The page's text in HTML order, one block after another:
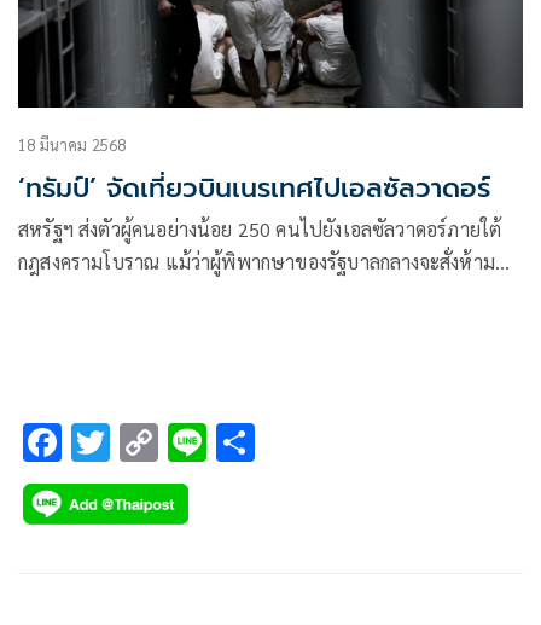
18 มีนาคม 2568
‘ทรัมป์’ จัดเที่ยวบินเนรเทศไปเอลซัลวาดอร์
สหรัฐฯ ส่งตัวผู้คนอย่างน้อย 250 คนไปยังเอลซัลวาดอร์ภายใต้
กฎสงครามโบราณ แม้ว่าผู้พิพากษาของรัฐบาลกลางจะสั่งห้าม
F
ac
e
T
wi
tt
C
o
p
Li